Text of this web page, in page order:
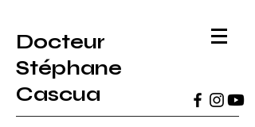
Docteur
Stéphane
Cascua